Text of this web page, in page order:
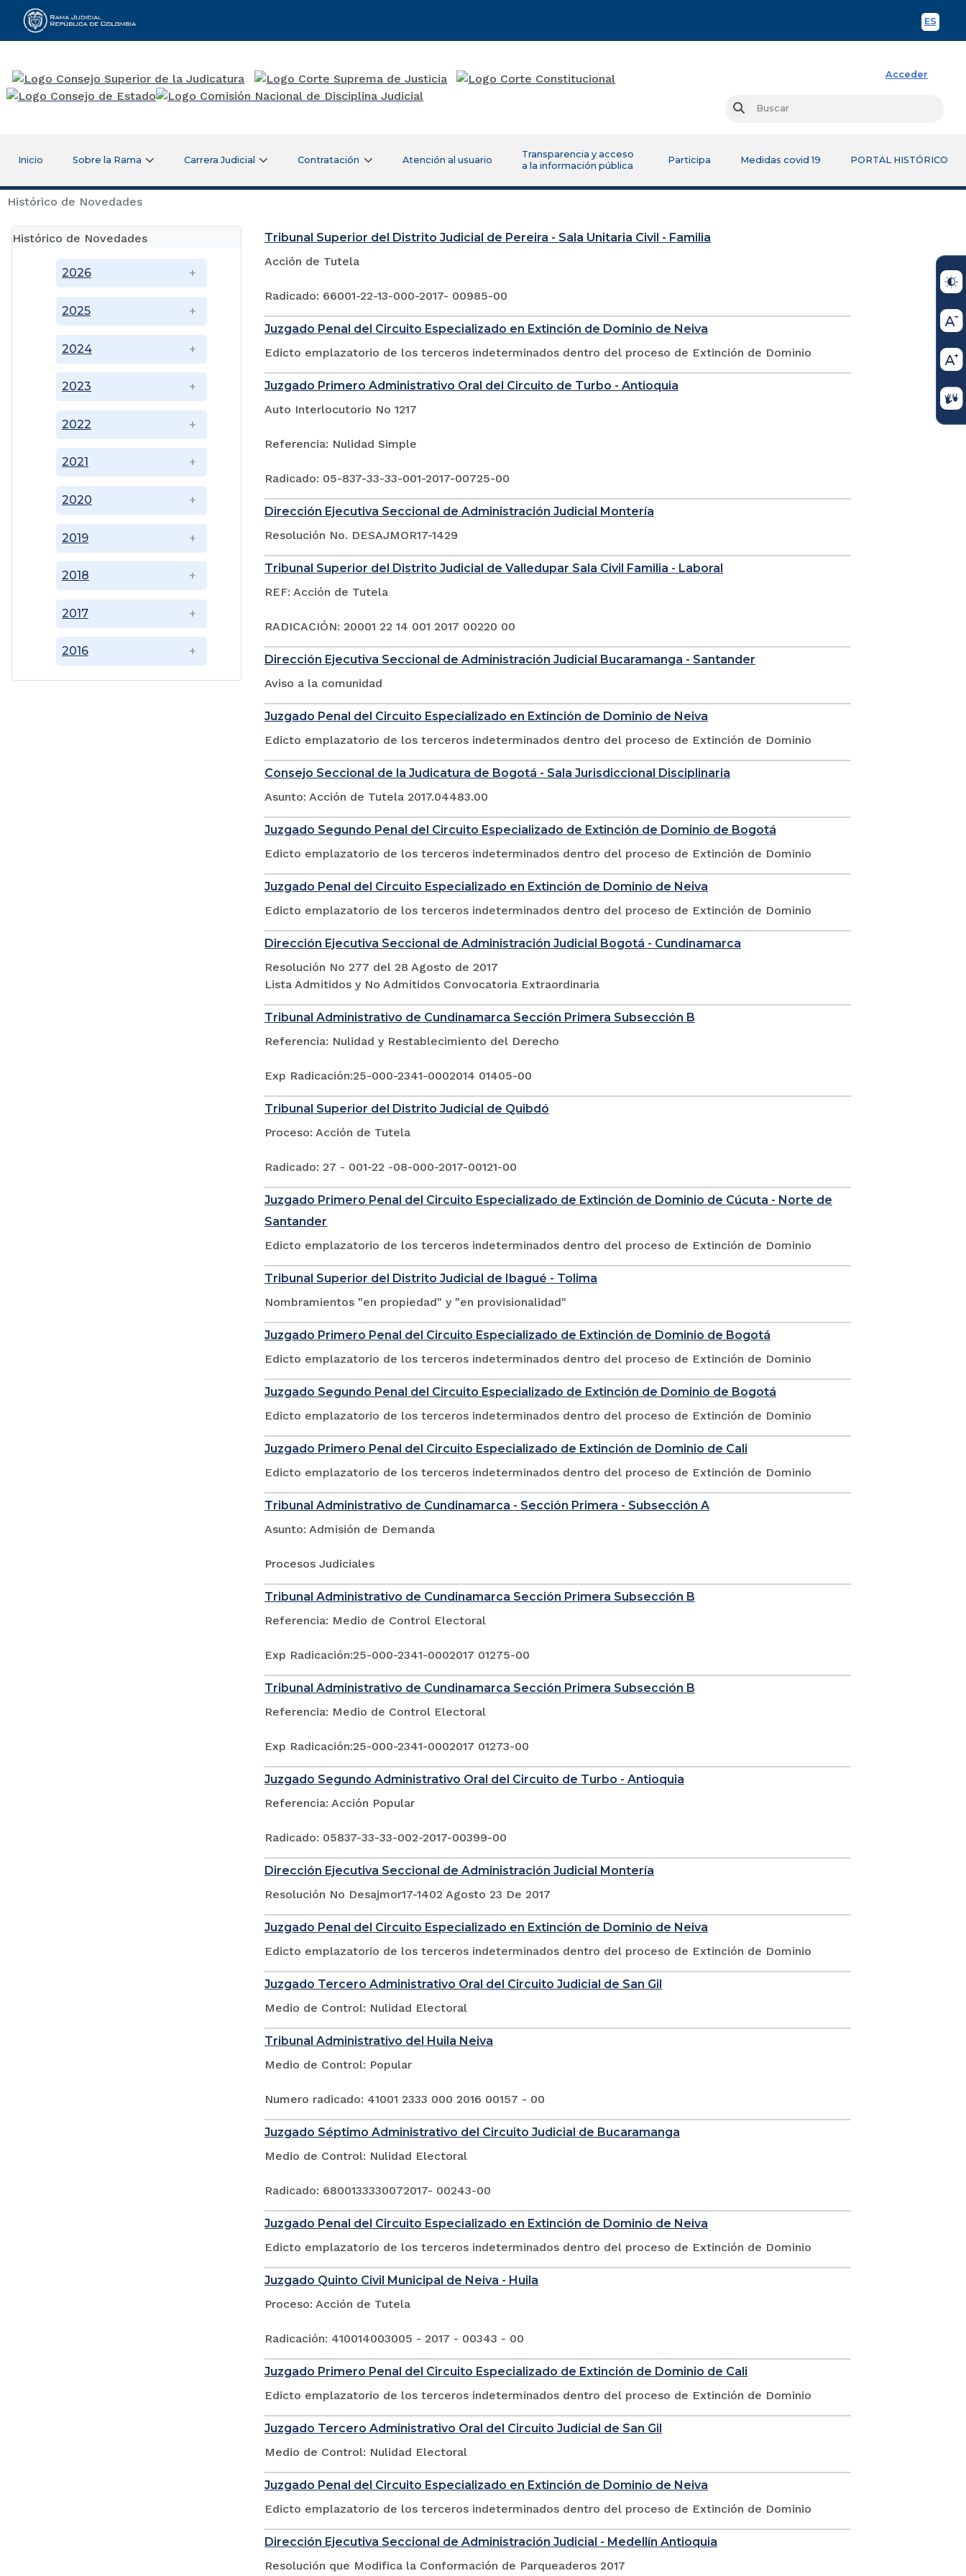
ES
Rama Judicial
Acceder
Buscar
Inicio Sobre la Rama Carrera Judicial Contratación Atención al usuario
Transparencia y acceso
a la información pública
Participa Medidas covid 19 PORTAL HISTÓRICO
Histórico de Novedades
Histórico de Novedades
2016
2017
2018
2019
2020
2021
2022
2023
2024
2025
2026
Tribunal Superior del Distrito Judicial de Pereira - Sala Unitaria Civil - Familia
Acción de Tutela
Radicado: 66001-22-13-000-2017- 00985-00
Juzgado Penal del Circuito Especializado en Extinción de Dominio de Neiva
Edicto emplazatorio de los terceros indeterminados dentro del proceso de Extinción de Dominio
Juzgado Primero Administrativo Oral del Circuito de Turbo - Antioquia
Auto Interlocutorio No 1217
Referencia: Nulidad Simple
Radicado: 05-837-33-33-001-2017-00725-00
Dirección Ejecutiva Seccional de Administración Judicial Montería
Resolución No. DESAJMOR17-1429
Tribunal Superior del Distrito Judicial de Valledupar Sala Civil Familia - Laboral
REF: Acción de Tutela
RADICACIÓN: 20001 22 14 001 2017 00220 00
Dirección Ejecutiva Seccional de Administración Judicial Bucaramanga - Santander
Aviso a la comunidad
Juzgado Penal del Circuito Especializado en Extinción de Dominio de Neiva
Edicto emplazatorio de los terceros indeterminados dentro del proceso de Extinción de Dominio
Consejo Seccional de la Judicatura de Bogotá - Sala Jurisdiccional Disciplinaria
Asunto: Acción de Tutela 2017.04483.00
Juzgado Segundo Penal del Circuito Especializado de Extinción de Dominio de Bogotá
Edicto emplazatorio de los terceros indeterminados dentro del proceso de Extinción de Dominio
Juzgado Penal del Circuito Especializado en Extinción de Dominio de Neiva
Edicto emplazatorio de los terceros indeterminados dentro del proceso de Extinción de Dominio
Dirección Ejecutiva Seccional de Administración Judicial Bogotá - Cundinamarca
Resolución No 277 del 28 Agosto de 2017
Lista Admitidos y No Admitidos Convocatoria Extraordinaria
Tribunal Administrativo de Cundinamarca Sección Primera Subsección B
Referencia: Nulidad y Restablecimiento del Derecho
Exp Radicación:25-000-2341-0002014 01405-00
Tribunal Superior del Distrito Judicial de Quibdó
Proceso: Acción de Tutela
Radicado: 27 - 001-22 -08-000-2017-00121-00
Juzgado Primero Penal del Circuito Especializado de Extinción de Dominio de Cúcuta - Norte de
Santander
Edicto emplazatorio de los terceros indeterminados dentro del proceso de Extinción de Dominio
Tribunal Superior del Distrito Judicial de Ibagué - Tolima
Nombramientos "en propiedad" y "en provisionalidad"
Juzgado Primero Penal del Circuito Especializado de Extinción de Dominio de Bogotá
Edicto emplazatorio de los terceros indeterminados dentro del proceso de Extinción de Dominio
Juzgado Segundo Penal del Circuito Especializado de Extinción de Dominio de Bogotá
Edicto emplazatorio de los terceros indeterminados dentro del proceso de Extinción de Dominio
Juzgado Primero Penal del Circuito Especializado de Extinción de Dominio de Cali
Edicto emplazatorio de los terceros indeterminados dentro del proceso de Extinción de Dominio
Tribunal Administrativo de Cundinamarca - Sección Primera - Subsección A
Asunto: Admisión de Demanda
Procesos Judiciales
Tribunal Administrativo de Cundinamarca Sección Primera Subsección B
Referencia: Medio de Control Electoral
Exp Radicación:25-000-2341-0002017 01275-00
Tribunal Administrativo de Cundinamarca Sección Primera Subsección B
Referencia: Medio de Control Electoral
Exp Radicación:25-000-2341-0002017 01273-00
Juzgado Segundo Administrativo Oral del Circuito de Turbo - Antioquia
Referencia: Acción Popular
Radicado: 05837-33-33-002-2017-00399-00
Dirección Ejecutiva Seccional de Administración Judicial Montería
Resolución No Desajmor17-1402 Agosto 23 De 2017
Juzgado Penal del Circuito Especializado en Extinción de Dominio de Neiva
Edicto emplazatorio de los terceros indeterminados dentro del proceso de Extinción de Dominio
Juzgado Tercero Administrativo Oral del Circuito Judicial de San Gil
Medio de Control: Nulidad Electoral
Tribunal Administrativo del Huila Neiva
Medio de Control: Popular
Numero radicado: 41001 2333 000 2016 00157 - 00
Juzgado Séptimo Administrativo del Circuito Judicial de Bucaramanga
Medio de Control: Nulidad Electoral
Radicado: 6800133330072017- 00243-00
Juzgado Penal del Circuito Especializado en Extinción de Dominio de Neiva
Edicto emplazatorio de los terceros indeterminados dentro del proceso de Extinción de Dominio
Juzgado Quinto Civil Municipal de Neiva - Huila
Proceso: Acción de Tutela
Radicación: 410014003005 - 2017 - 00343 - 00
Juzgado Primero Penal del Circuito Especializado de Extinción de Dominio de Cali
Edicto emplazatorio de los terceros indeterminados dentro del proceso de Extinción de Dominio
Juzgado Tercero Administrativo Oral del Circuito Judicial de San Gil
Medio de Control: Nulidad Electoral
Juzgado Penal del Circuito Especializado en Extinción de Dominio de Neiva
Edicto emplazatorio de los terceros indeterminados dentro del proceso de Extinción de Dominio
Dirección Ejecutiva Seccional de Administración Judicial - Medellín Antioquia
Resolución que Modifica la Conformación de Parqueaderos 2017